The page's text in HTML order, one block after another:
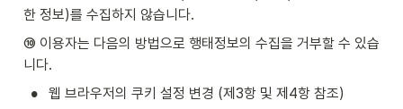
한 정보)를 수집하지 않습니다.
⑩ 이용자는 다음의 방법으로 행태정보의 수집을 거부할 수 있습
니다.
• 웹 브라우저의 쿠키 설정 변경 (제3항 및 제4항 참조)